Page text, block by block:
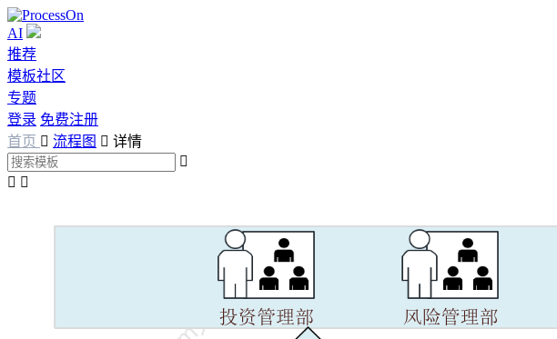
AI
推荐
模板社区
专题
登录 免费注册
首页  流程图  详情

 